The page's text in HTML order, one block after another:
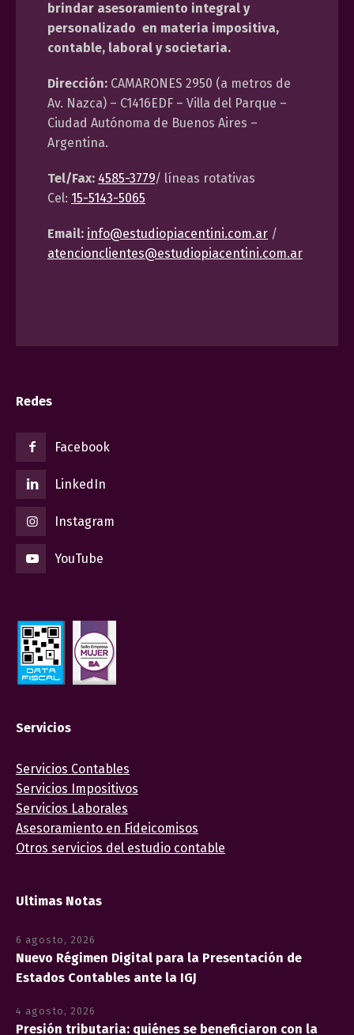
brindar asesoramiento integral y
personalizado en materia impositiva,
contable, laboral y societaria.
Dirección: CAMARONES 2950 (a metros de
Av. Nazca) – C1416EDF – Villa del Parque –
Ciudad Autónoma de Buenos Aires –
Argentina.
Tel/Fax: 4585-3779/ líneas rotativas
Cel: 15-5143-5065
Email: info@estudiopiacentini.com.ar /
atencionclientes@estudiopiacentini.com.ar
Redes
Facebook
LinkedIn
Instagram
YouTube
Servicios
Servicios Contables
Servicios Impositivos
Servicios Laborales
Asesoramiento en Fideicomisos
Otros servicios del estudio contable
Ultimas Notas
6 agosto, 2026
Nuevo Régimen Digital para la Presentación de
Estados Contables ante la IGJ
4 agosto, 2026
Presión tributaria: quiénes se beneficiaron con la